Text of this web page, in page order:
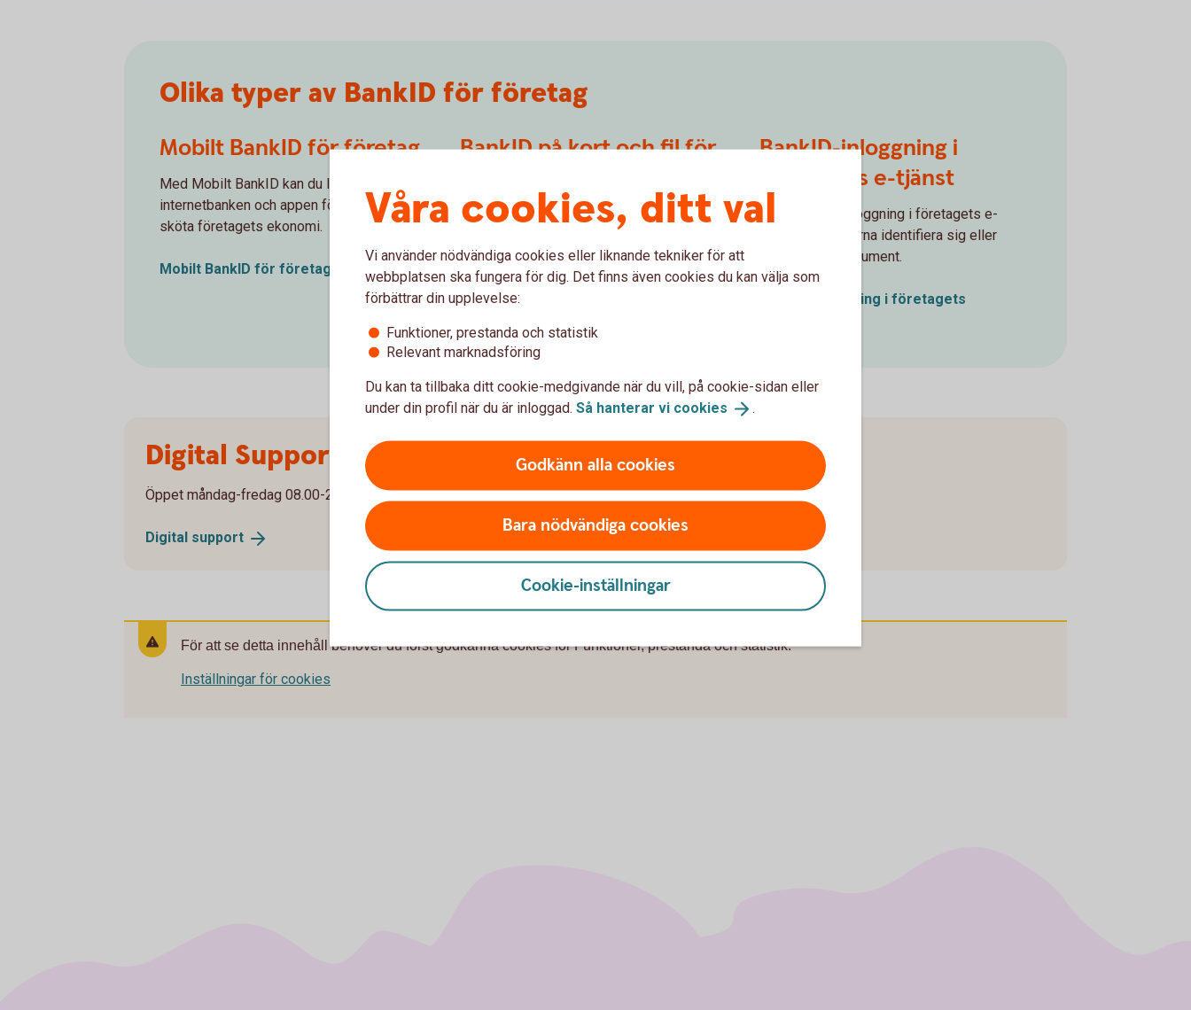
Olika typer av BankID för företag
Mobilt BankID för företag
Med Mobilt BankID kan du logga in i
internetbanken och appen för företag och
sköta företagets ekonomi.
Mobilt BankID för företag
BankID på kort och fil för
Sköt företagets ärenden tryggt och säkert
på datorn eller på kort – med BankID på
kort och BankID på fil.
BankID på kort och fil för
BankID-inloggning i
företagets e-tjänst
Med BankID-inloggning i företagets e-
tjänst kan kunderna identifiera sig eller
skriva under dokument.
BankID-inloggning i företagets
Digital Support
Öppet måndag-fredag 08.00-20.00, lördag-söndag 08.00-18.00 (stängt storhelger)
Digital support
För att se detta innehåll behöver du först godkänna cookies för Funktioner, prestanda och statistik.
Inställningar för cookies
Våra cookies, ditt val
Vi använder nödvändiga cookies eller liknande tekniker för att
webbplatsen ska fungera för dig. Det finns även cookies du kan välja som
förbättrar din upplevelse:
Funktioner, prestanda och statistik
Relevant marknadsföring
Du kan ta tillbaka ditt cookie-medgivande när du vill, på cookie-sidan eller
under din profil när du är inloggad. Så hanterar vi cookies .
Godkänn alla cookies
Bara nödvändiga cookies
Cookie-inställningar